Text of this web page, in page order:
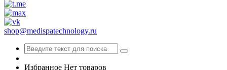
shop@medispatechnology.ru
Избранное Нет товаров